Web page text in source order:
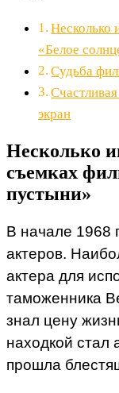
Несколько
«Белое
Судьба
экран
Несколько
съемках
пустыни»
В начале 1968
актеров.
актера для
таможенника
знал цену
находкой стал
прошла